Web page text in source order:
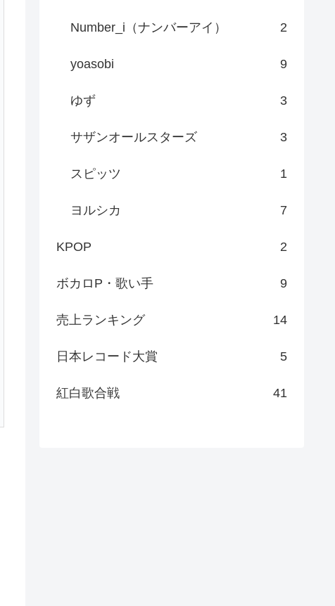
Number_i（ナンバーアイ） 2
yoasobi 9
ゆず 3
サザンオールスターズ 3
スピッツ 1
ヨルシカ 7
KPOP 2
ボカロP・歌い手 9
売上ランキング 14
日本レコード大賞 5
紅白歌合戦 41